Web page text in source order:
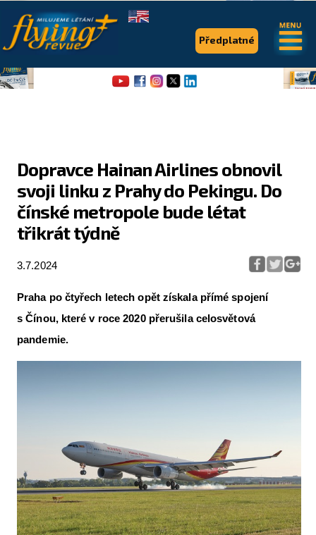
Dopravce Hainan Airlines obnovil
svoji linku z Prahy do Pekingu. Do
čínské metropole bude létat
třikrát týdně
3.7.2024
Praha po čtyřech letech opět získala přímé spojení
s Čínou, které v roce 2020 přerušila celosvětová
pandemie.
Předplatné
.
Flying Revue
Články
Série & speciály
Aktuální FR + archiv
The SAFE Guide app
Nabídky práce v letectví
Inzerujte s námi
E-SHOP